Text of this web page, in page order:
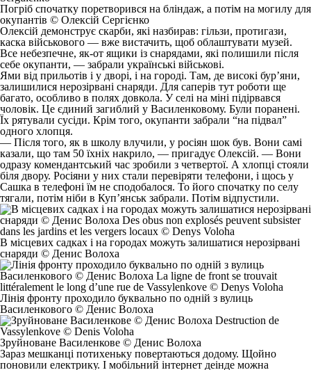
Погріб спочатку поретворився на бліндаж, а потім на могилу для
окупантів © Олексій Сергієнко
Олексій демонструє скарби, які назбирав: гільзи, протигази,
каска військового — вже вистачить, щоб облаштувати музей.
Все небезпечне, як-от ящики із снарядами, які полишили після
себе окупанти, — забрали українські військові.
Ями від прильотів і у дворі, і на городі. Там, де високі бур’яни,
залишилися нерозірвані снаряди. Для саперів тут роботи ще
багато, особливо в полях довкола. У селі на міні підірвався
чоловік. Це єдиний загиблий у Василенковому. Були поранені.
Їх рятували сусіди. Крім того, окупанти забрали “на підвал”
одного хлопця.
— Після того, як в школу влучили, у росіян шок був. Вони самі
казали, що там 50 їхніх накрило, — пригадує Олексій. — Вони
одразу комендантський час зробили з четвертої. А хлопці стояли
біля двору. Росіяни у них стали перевіряти телефони, і щось у
Сашка в телефоні їм не сподобалося. То його спочатку по селу
тягали, потім ніби в Куп’янськ забрали. Потім відпустили.
В місцевих садках і на городах можуть залишатися нерозірвані
снаряди © Денис Волоха
Лінія фронту проходило буквально по одній з вулиць
Василенкового © Денис Волоха
Зруйноване Василенкове © Денис Волоха
Зараз мешканці потихеньку повертаються додому. Щойно
поновили електрику. І мобільний інтернет деінде можна